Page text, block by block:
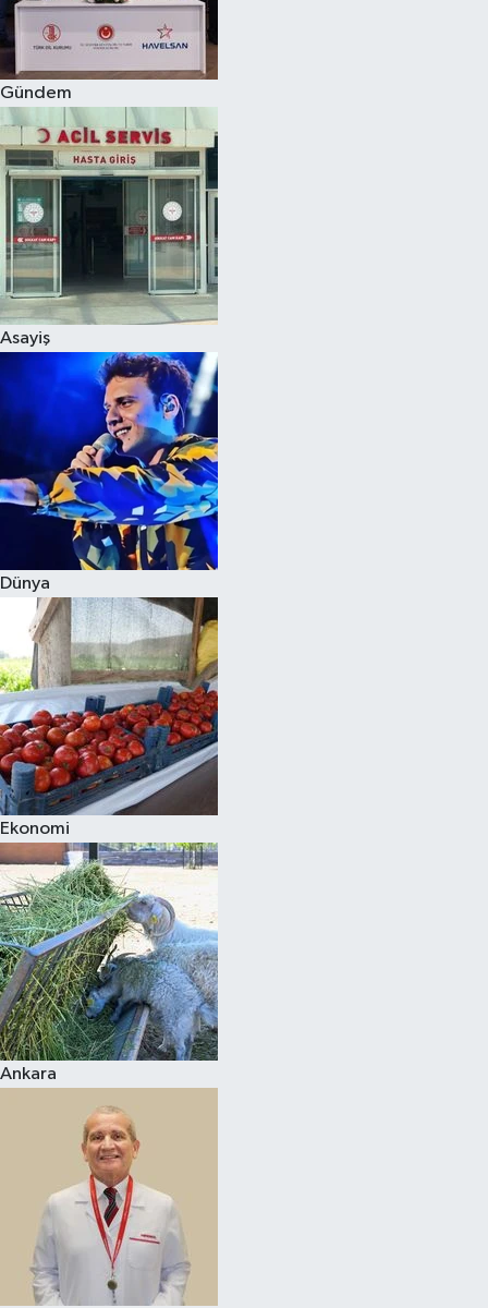
Gündem
Asayiş
Dünya
Ekonomi
Ankara
Spor
Burç Yorumları
Çocuk
Hava Durumu
Kadın
Kim kimdir?
Kültür Sanat
Sağlık
Siyaset
Teknoloji
Televizyon
Yaşam-Çevre